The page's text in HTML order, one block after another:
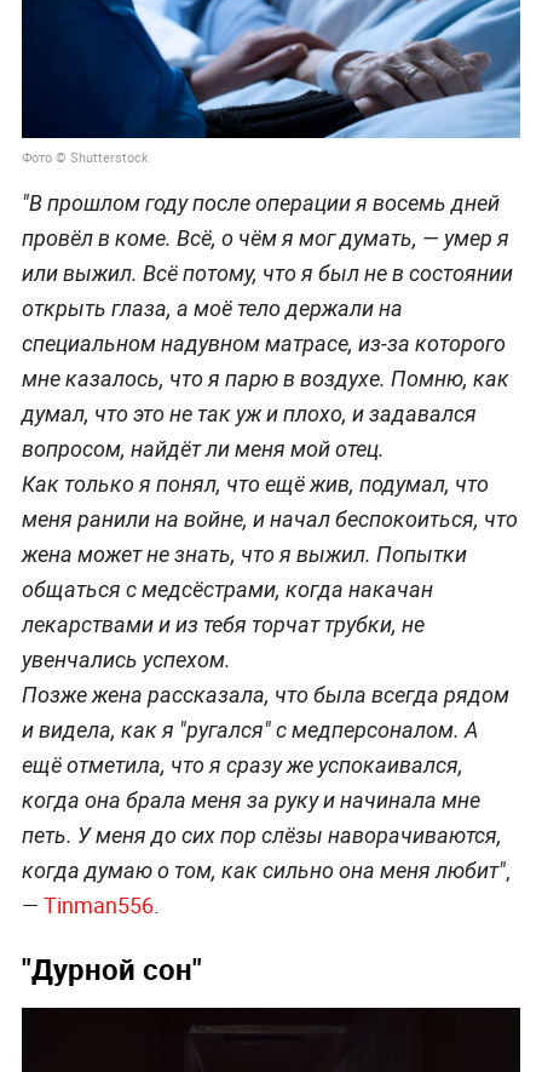
Фото © Shutterstock
"В прошлом году после операции я восемь дней
провёл в коме. Всё, о чём я мог думать, — умер я
или выжил. Всё потому, что я был не в состоянии
открыть глаза, а моё тело держали на
специальном надувном матрасе, из-за которого
мне казалось, что я парю в воздухе. Помню, как
думал, что это не так уж и плохо, и задавался
вопросом, найдёт ли меня мой отец.
Как только я понял, что ещё жив, подумал, что
меня ранили на войне, и начал беспокоиться, что
жена может не знать, что я выжил. Попытки
общаться с медсёстрами, когда накачан
лекарствами и из тебя торчат трубки, не
увенчались успехом.
Позже жена рассказала, что была всегда рядом
и видела, как я "ругался" с медперсоналом. А
ещё отметила, что я сразу же успокаивался,
когда она брала меня за руку и начинала мне
петь. У меня до сих пор слёзы наворачиваются,
когда думаю о том, как сильно она меня любит",
— Tinman556.
"Дурной сон"